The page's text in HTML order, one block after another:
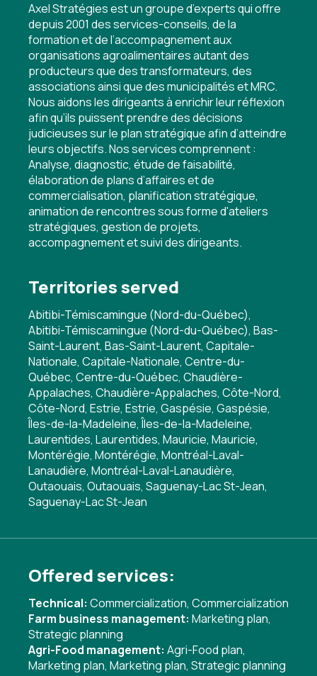
Axel Stratégies est un groupe d’experts qui offre
depuis 2001 des services-conseils, de la
formation et de l’accompagnement aux
organisations agroalimentaires autant des
producteurs que des transformateurs, des
associations ainsi que des municipalités et MRC.
Nous aidons les dirigeants à enrichir leur réflexion
afin qu’ils puissent prendre des décisions
judicieuses sur le plan stratégique afin d’atteindre
leurs objectifs. Nos services comprennent :
Analyse, diagnostic, étude de faisabilité,
élaboration de plans d’affaires et de
commercialisation, planification stratégique,
animation de rencontres sous forme d'ateliers
stratégiques, gestion de projets,
accompagnement et suivi des dirigeants.
Territories served
Abitibi-Témiscamingue (Nord-du-Québec),
Abitibi-Témiscamingue (Nord-du-Québec), Bas-
Saint-Laurent, Bas-Saint-Laurent, Capitale-
Nationale, Capitale-Nationale, Centre-du-
Québec, Centre-du-Québec, Chaudière-
Appalaches, Chaudière-Appalaches, Côte-Nord,
Côte-Nord, Estrie, Estrie, Gaspésie, Gaspésie,
Îles-de-la-Madeleine, Îles-de-la-Madeleine,
Laurentides, Laurentides, Mauricie, Mauricie,
Montérégie, Montérégie, Montréal-Laval-
Lanaudière, Montréal-Laval-Lanaudière,
Outaouais, Outaouais, Saguenay-Lac St-Jean,
Saguenay-Lac St-Jean
Offered services:
Technical: Commercialization, Commercialization
Farm business management: Marketing plan,
Strategic planning
Agri-Food management: Agri-Food plan,
Marketing plan, Marketing plan, Strategic planning